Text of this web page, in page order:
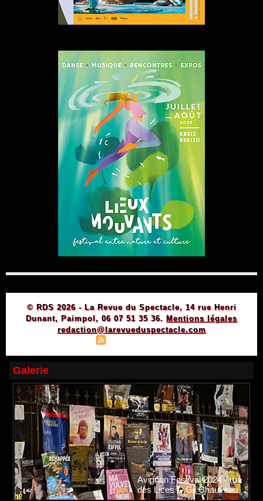
© RDS 2026 - La Revue du Spectacle, 14 rue Henri
Dunant, Paimpol, 06 07 51 35 36. Mentions légales
redaction@larevueduspectacle.com
Galerie
Avignon Festival 2024 - rue
des Lices © Gil Chauveau.